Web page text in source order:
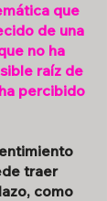
que
de una
no ha
raíz de
percibido
traer
como